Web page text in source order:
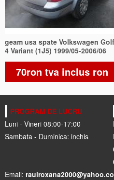
geam usa spate Volkswagen Golf
4 Variant (1J5) 1999/05-2006/06
70ron tva inclus ron
PROGRAM DE LUCRU
Luni - Vineri 08:00-17:00
Sambata - Duminica: inchis
Email: